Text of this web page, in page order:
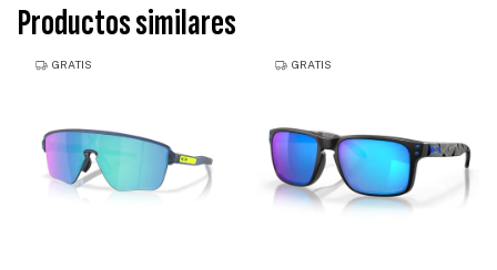
Productos similares
GRATIS GRATIS